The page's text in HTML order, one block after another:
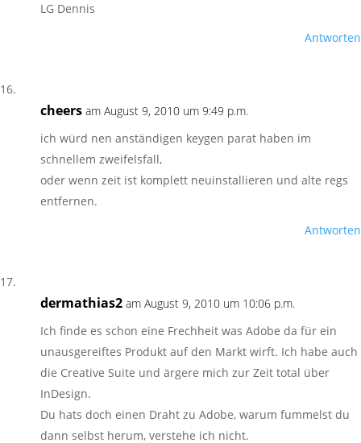
LG Dennis
Antworten
cheers am August 9, 2010 um 9:49 p.m.
ich würd nen anständigen keygen parat haben im
schnellem zweifelsfall,
oder wenn zeit ist komplett neuinstallieren und alte regs
entfernen.
Antworten
dermathias2 am August 9, 2010 um 10:06 p.m.
Ich finde es schon eine Frechheit was Adobe da für ein
unausgereiftes Produkt auf den Markt wirft. Ich habe auch
die Creative Suite und ärgere mich zur Zeit total über
InDesign.
Du hats doch einen Draht zu Adobe, warum fummelst du
dann selbst herum, verstehe ich nicht.